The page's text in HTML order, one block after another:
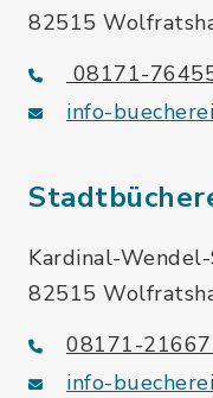
82515
08171-
info-
Kardinal-
82515
08171-
info-